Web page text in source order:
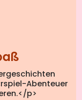
Abenteuer
p>